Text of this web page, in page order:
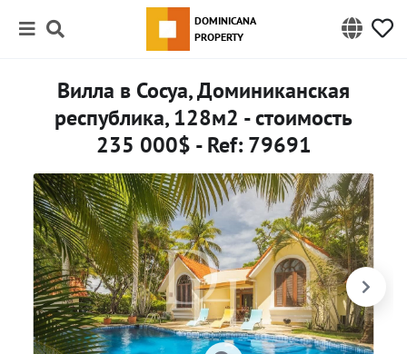
DOMINICANA
PROPERTY
Вилла в Сосуа, Доминиканская
республика, 128м2 - стоимость
235 000$ - Ref: 79691